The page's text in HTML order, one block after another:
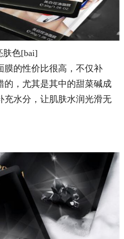
色[bai]
的性价比很高，不仅补
的，尤其是其中的甜菜碱成
充水分，让肌肤水润光滑无